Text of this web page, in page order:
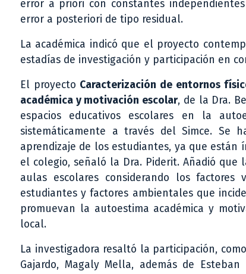
error a priori con constantes
error a posteriori de tipo residual.
La académica indicó que el proyecto
estadías de investigación y participación en
El proyecto Caracterización de entornos
académica y motivación escolar, de la Dra.
espacios educativos escolares en la
sistemáticamente a través del Simce. Se
aprendizaje de los estudiantes, ya que
el colegio, señaló la Dra. Piderit. Añadió que
aulas escolares considerando los
estudiantes y factores ambientales que
promuevan la autoestima académica y
local.
La investigadora resaltó la participación,
Gajardo, Magaly Mella, además de